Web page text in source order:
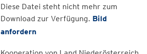
Diese Datei steht nicht mehr zum
Download zur Verfügung. Bild
anfordern